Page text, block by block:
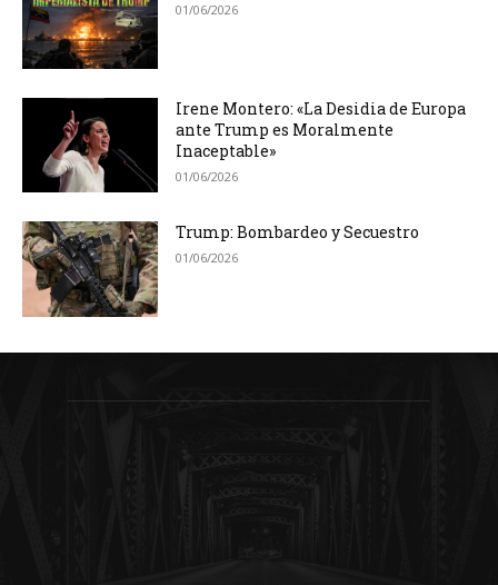
01/06/2026
Irene Montero: «La Desidia de Europa
ante Trump es Moralmente
Inaceptable»
01/06/2026
Trump: Bombardeo y Secuestro
01/06/2026